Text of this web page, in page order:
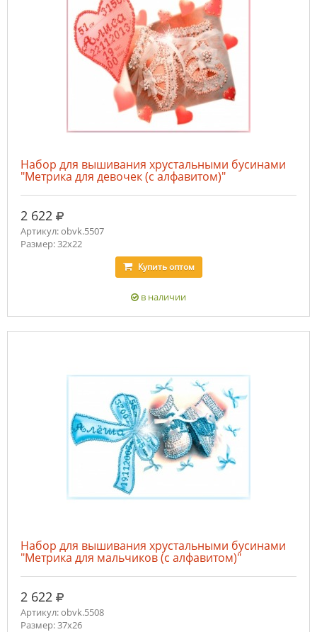
Набор для вышивания хрустальными бусинами
"Метрика для девочек (с алфавитом)"
2 622 руб.
Артикул: obvk.5507
Размер: 32х22
Купитьоптом
в наличии
Набор для вышивания хрустальными бусинами
"Метрика для мальчиков (с алфавитом)"
2 622 руб.
Артикул: obvk.5508
Размер: 37х26